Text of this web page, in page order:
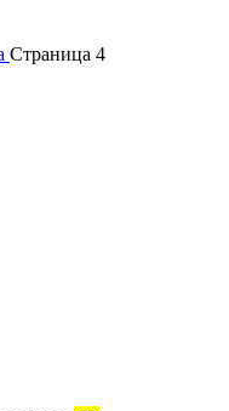
Страница 4